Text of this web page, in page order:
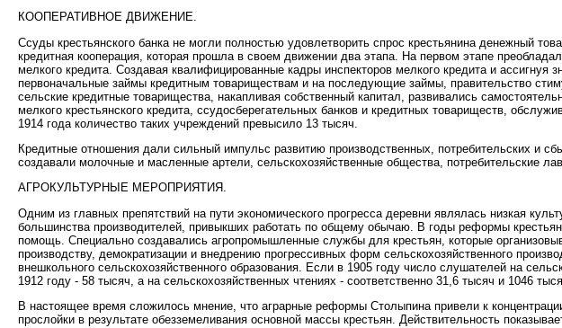
КООПЕРАТИВНОЕ ДВИЖЕНИЕ.
Ссуды крестьянского банка не могли полностью удовлетворить спрос крестьянина денежный
кредитная кооперация, которая прошла в своем движении два этапа. На первом этапе
мелкого кредита. Создавая квалифицированные кадры инспекторов мелкого кредита и ассигнуя
первоначальные займы кредитным товариществам и на последующие займы, правительство
сельские кредитные товарищества, накапливая собственный капитал, развивались
мелкого крестьянского кредита, ссудосберегательных банков и кредитных товариществ,
1914 года количество таких учреждений превысило 13 тысяч.
Кредитные отношения дали сильный импульс развитию производственных, потребительских и
создавали молочные и масленные артели, сельскохозяйственные общества, потребительские
АГРОКУЛЬТУРНЫЕ МЕРОПРИЯТИЯ.
Одним из главных препятствий на пути экономического прогресса деревни являлась низкая
большинства производителей, привыкших работать по общему обычаю. В годы реформы
помощь. Специально создавались агропромышленные службы для крестьян, которые
производству, демократизации и внедрению прогрессивных форм сельскохозяйственного
внешкольного сельскохозяйственного образования. Если в 1905 году число слушателей на
1912 году - 58 тысяч, а на сельскохозяйственных чтениях - соответственно 31,6 тысяч и 1046
В настоящее время сложилось мнение, что аграрные реформы Столыпина привели к
прослойки в результате обезземеливания основной массы крестьян. Действительность